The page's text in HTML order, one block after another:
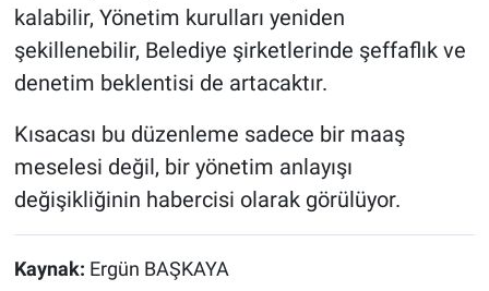
kalabilir, Yönetim kurulları yeniden
şekillenebilir, Belediye şirketlerinde şeffaflık ve
denetim beklentisi de artacaktır.
Kısacası bu düzenleme sadece bir maaş
meselesi değil, bir yönetim anlayışı
değişikliğinin habercisi olarak görülüyor.
Kaynak: Ergün BAŞKAYA